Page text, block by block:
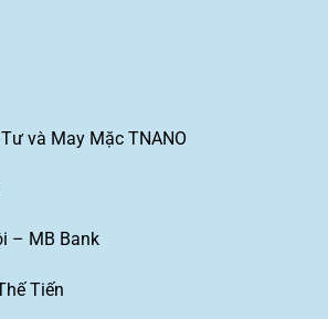
và May Mặc TNANO
– MB Bank
Tiến